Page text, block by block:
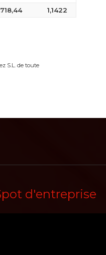
1,1422
S.L. de toute
d'entreprise